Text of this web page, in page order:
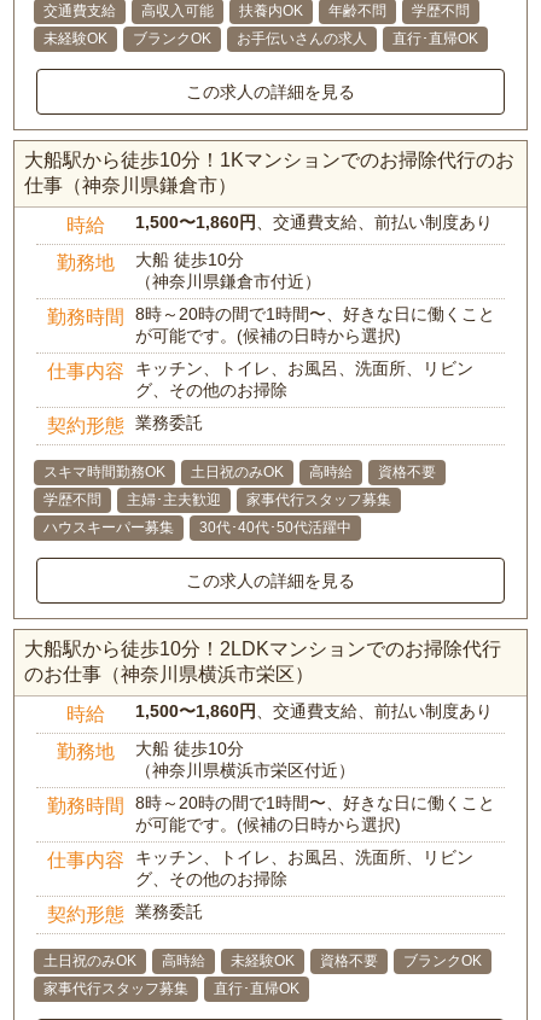
交通費支給
高収入可能 扶養内OK 年齢不問
学歴不問
未経験OK
ブランクOK お手伝いさんの求人 直行･直帰OK
この求人の詳細を見る
大船駅から徒歩10分！1Kマンションでのお掃除代行のお
仕事（神奈川県鎌倉市）
時給 1,500〜1,860円 、交通費支給、前払い制度あり
勤務地
大船 徒歩10分
（神奈川県鎌倉市付近）
勤務時間
8時～20時の間で1時間〜、好きな日に働くこと
が可能です。(候補の日時から選択)
仕事内容
キッチン、トイレ、お風呂、洗面所、リビン
グ、その他のお掃除
契約形態 業務委託
スキマ時間勤務OK 土日祝のみOK 高時給
資格不要
学歴不問
主婦･主夫歓迎
家事代行スタッフ募集
ハウスキーパー募集
30代･40代･50代活躍中
この求人の詳細を見る
大船駅から徒歩10分！2LDKマンションでのお掃除代行
のお仕事（神奈川県横浜市栄区）
時給 1,500〜1,860円 、交通費支給、前払い制度あり
勤務地
大船 徒歩10分
（神奈川県横浜市栄区付近）
勤務時間
8時～20時の間で1時間〜、好きな日に働くこと
が可能です。(候補の日時から選択)
仕事内容
キッチン、トイレ、お風呂、洗面所、リビン
グ、その他のお掃除
契約形態 業務委託
土日祝のみOK 高時給 未経験OK 資格不要
ブランクOK
家事代行スタッフ募集
直行･直帰OK